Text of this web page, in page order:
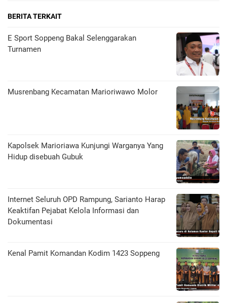
BERITA TERKAIT
E Sport Soppeng Bakal Selenggarakan
Turnamen
Musrenbang Kecamatan Marioriwawo Molor
Kapolsek Marioriawa Kunjungi Warganya Yang
Hidup disebuah Gubuk
Internet Seluruh OPD Rampung, Sarianto Harap
Keaktifan Pejabat Kelola Informasi dan
Dokumentasi
Kenal Pamit Komandan Kodim 1423 Soppeng